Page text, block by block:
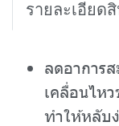
รายละเอียด
ลดอาการ
เคลื่อนไห
ทำให้หลับ